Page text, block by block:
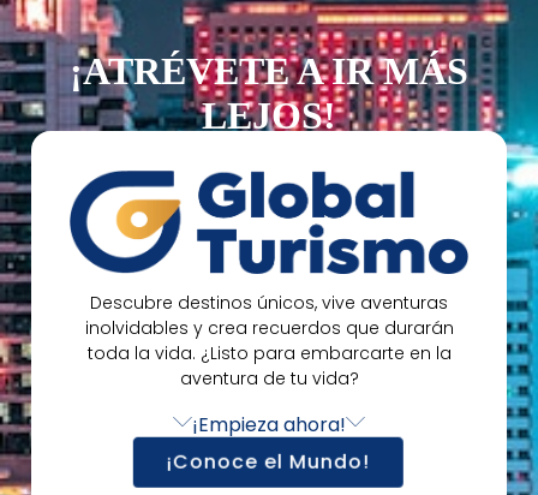
¡ATRÉVETE A IR MÁS
LEJOS!
Descubre destinos únicos, vive aventuras
inolvidables y crea recuerdos que durarán
toda la vida. ¿Listo para embarcarte en la
aventura de tu vida?
¡Empieza ahora!
¡Conoce el Mundo!